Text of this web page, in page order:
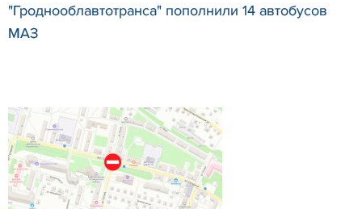
"Гроднооблавтотранса" пополнили 14 автобусов
МАЗ